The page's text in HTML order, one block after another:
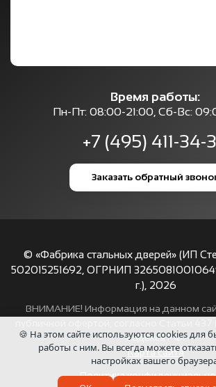
Время работы:
Пн-Пт: 08:00-21:00, Сб-Вс:
+7 (495) 411-34-
Заказать обратный
© «Фабрика стальных дверей» (ИП
502015251692, ОГРНИП
г.), 2026
ВНИМАНИЕ! Информация на данном
кодекса РФ.
Карта сайта
Политика
🍪 На этом сайте используются cookies для
работы с ним. Вы всегда можете
настройках вашего